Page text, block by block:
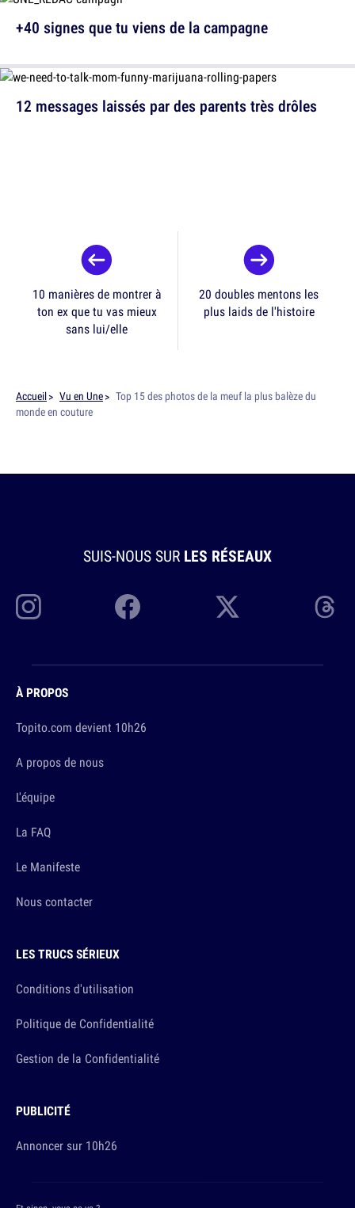
12 messages laissés par des parents très drôles
+40 signes que tu viens de la campagne
10 manières de montrer à
ton ex que tu vas mieux
sans lui/elle
20 doubles mentons les
plus laids de l'histoire
Accueil Vu en Une
Top 15 des photos de la meuf la plus balèze du
monde en couture
SUIS-NOUS SUR LES RÉSEAUX
À PROPOS
Topito.com devient 10h26
A propos de nous
L'équipe
La FAQ
Le Manifeste
Nous contacter
LES TRUCS SÉRIEUX
Conditions d'utilisation
Politique de Confidentialité
Gestion de la Confidentialité
PUBLICITÉ
Annoncer sur 10h26